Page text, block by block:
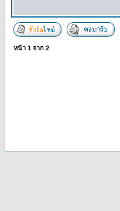
หน้า 1 จาก 2